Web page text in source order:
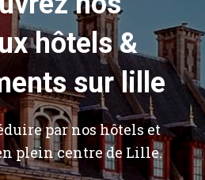
hôtels &
sur lille
par nos hôtels et
plein centre de Lille.